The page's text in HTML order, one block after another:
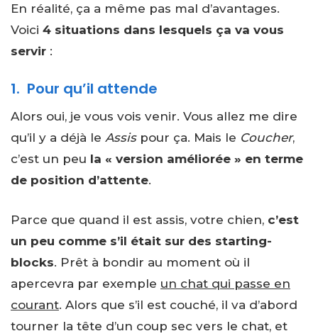
En réalité, ça a même pas mal d’avantages.
Voici 4 situations dans lesquels ça va vous
servir :
1. Pour qu’il attende
Alors oui, je vous vois venir. Vous allez me dire
qu’il y a déjà le Assispour ça. Mais le Coucher,
c’est un peu la « version améliorée » en terme
de position d’attente.
Parce que quand il est assis, votre chien, c’est
un peu comme s’il était sur des starting-
blocks. Prêt à bondir au moment où il
apercevra par exemple un chat qui passe en
courant. Alors que s’il est couché, il va d’abord
tourner la tête d’un coup sec vers le chat, et